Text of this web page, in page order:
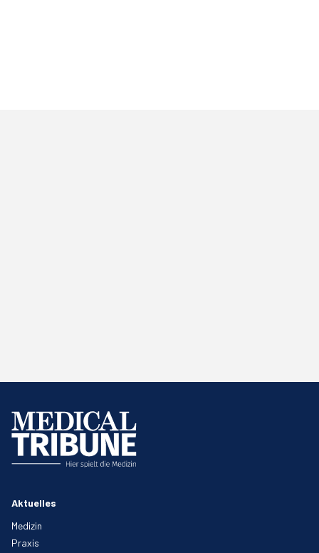
Aktuelles
Medizin
Praxis